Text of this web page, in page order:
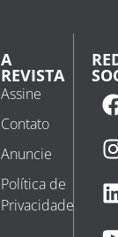
A
REVISTA
Assine
Contato
Anuncie
Política de
Privacidade